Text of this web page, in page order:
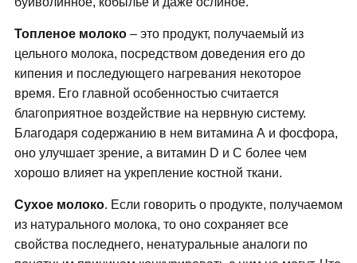
Топленое молоко– это продукт, получаемый из
цельного молока, посредством доведения его до
кипения и последующего нагревания некоторое
время. Его главной особенностью считается
благоприятное воздействие на нервную систему.
Благодаря содержанию в нем витамина А и фосфора,
оно улучшает зрение, а витамин D и С более чем
хорошо влияет на укрепление костной ткани.
Сухое молоко. Если говорить о продукте, получаемом
из натурального молока, то оно сохраняет все
свойства последнего, ненатуральные аналоги по